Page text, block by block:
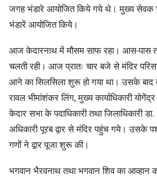
जगह भंडारे आयोजित किये गये थे। मुख्य सेवक
भंडारें आयोजित किये।
आज केदारनाथ में मौसम साफ रहा। आस-पास
चलती रही। आज प्रातः चार बजे से मंदिर
आने का सिलसिला शुरू हो गया था। उसके
रावल भीमांशंकर लिंग, मुख्य कार्याधिकारी योगेंद्र
केदार सभा के पदाधिकारी तथा जिलाधिकारी
अधिकारी पूरब द्वार से मंदिर पहुंच गये। उसके
गणों ने द्वार पूजा शुरू की।
भगवान भैरवनाथ तथा भगवान शिव का